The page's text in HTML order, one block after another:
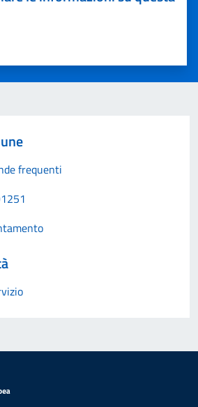
5 stelle su 5
stelle su 5
su 5
5
frequenti